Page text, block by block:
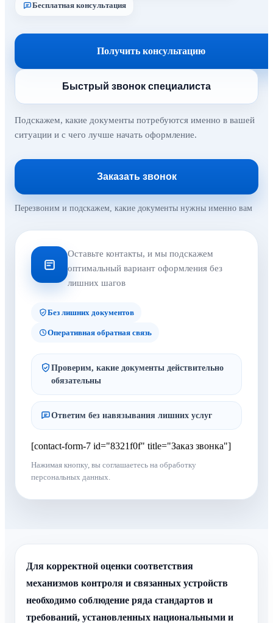
Бесплатная консультация
Получить консультацию
Быстрый звонок специалиста
Подскажем, какие документы потребуются именно в вашей
ситуации и с чего лучше начать оформление.
Заказать звонок
Перезвоним и подскажем, какие документы нужны именно вам
Оставьте контакты, и мы подскажем
оптимальный вариант оформления без
лишних шагов
Без лишних документов
Оперативная обратная связь
Проверим, какие документы действительно
обязательны
Ответим без навязывания лишних услуг
[contact-form-7 id="8321f0f" title="Заказ звонка"]
Нажимая кнопку, вы соглашаетесь на обработку
персональных данных.
Для корректной оценки соответствия
механизмов контроля и связанных устройств
необходимо соблюдение ряда стандартов и
требований, установленных национальными и